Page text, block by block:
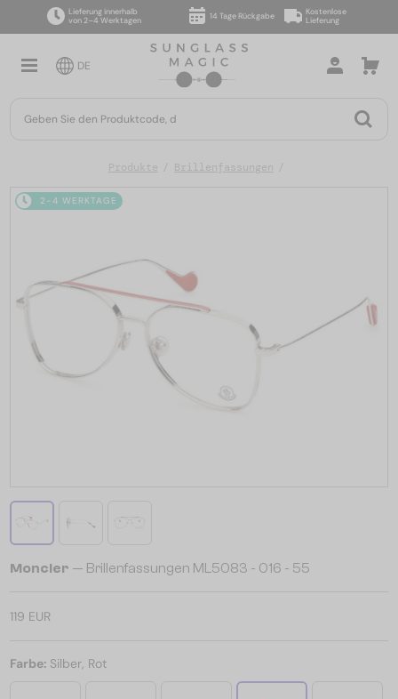
Lieferung innerhalb
von 2–4 Werktagen
14 Tage Rückgabe
Kostenlose
Lieferung
DE
Produkte Brillenfassungen
2-4 WERKTAGE
Moncler — Brillenfassungen ML5083 - 016 - 55
119 EUR
Farbe: Silber, Rot